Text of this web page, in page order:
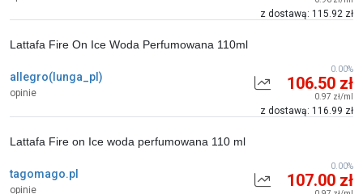
z dostawą: 115.92 zł
allegro(lunga_pl)
opinie
Lattafa Fire On Ice Woda Perfumowana 110ml
106.50 zł
0.97 zł/ml
z dostawą: 116.99 zł
0.00%
tagomago.pl
opinie
Lattafa Fire on Ice woda perfumowana 110 ml
107.00 zł
0.00%